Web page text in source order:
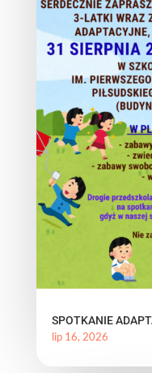
SPOTKANIE
lip 16, 2026